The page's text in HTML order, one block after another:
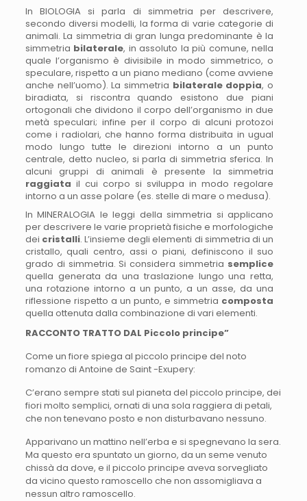
In BIOLOGIA si parla di simmetria per descrivere,
secondo diversi modelli, la forma di varie categorie di
animali. La simmetria di gran lunga predominante è la
simmetria bilaterale, in assoluto la più comune, nella
quale l’organismo è divisibile in modo simmetrico, o
speculare, rispetto a un piano mediano (come avviene
anche nell’uomo). La simmetria bilaterale doppia, o
biradiata, si riscontra quando esistono due piani
ortogonali che dividono il corpo dell’organismo in due
metà speculari; infine per il corpo di alcuni protozoi
come i radiolari, che hanno forma distribuita in ugual
modo lungo tutte le direzioni intorno a un punto
centrale, detto nucleo, si parla di simmetria sferica. In
alcuni gruppi di animali è presente la simmetria
raggiata il cui corpo si sviluppa in modo regolare
intorno a un asse polare (es. stelle di mare o medusa).
In MINERALOGIA le leggi della simmetria si applicano
per descrivere le varie proprietà fisiche e morfologiche
dei cristalli. L’insieme degli elementi di simmetria di un
cristallo, quali centro, assi o piani, definiscono il suo
grado di simmetria. Si considera simmetria semplice
quella generata da una traslazione lungo una retta,
una rotazione intorno a un punto, a un asse, da una
riflessione rispetto a un punto, e simmetria composta
quella ottenuta dalla combinazione di vari elementi.
RACCONTO TRATTO DAL Piccolo principe”
Come un fiore spiega al piccolo principe del noto
romanzo di Antoine de Saint -Exupery:
C’erano sempre stati sul pianeta del piccolo principe, dei
fiori molto semplici, ornati di una sola raggiera di petali,
che non tenevano posto e non disturbavano nessuno.
Apparivano un mattino nell’erba e si spegnevano la sera.
Ma questo era spuntato un giorno, da un seme venuto
chissà da dove, e il piccolo principe aveva sorvegliato
da vicino questo ramoscello che non assomigliava a
nessun altro ramoscello.